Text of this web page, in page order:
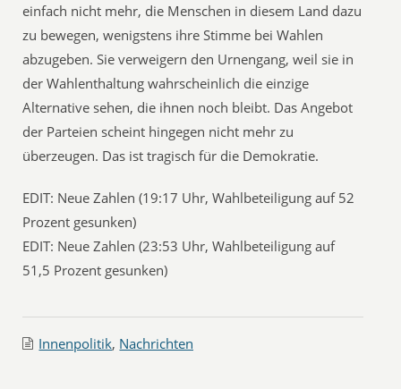
einfach nicht mehr, die Menschen in diesem Land dazu
zu bewegen, wenigstens ihre Stimme bei Wahlen
abzugeben. Sie verweigern den Urnengang, weil sie in
der Wahlenthaltung wahrscheinlich die einzige
Alternative sehen, die ihnen noch bleibt. Das Angebot
der Parteien scheint hingegen nicht mehr zu
überzeugen. Das ist tragisch für die Demokratie.
EDIT: Neue Zahlen (19:17 Uhr, Wahlbeteiligung auf 52
Prozent gesunken)
EDIT: Neue Zahlen (23:53 Uhr, Wahlbeteiligung auf
51,5 Prozent gesunken)
Innenpolitik, Nachrichten